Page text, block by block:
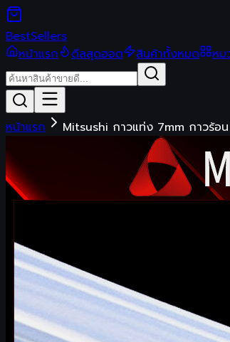
BestSellers
หน้าแรก
ดีลสุดฮอต สินค้าทั้งหมด หม
หน้าแรก Mitsushi กาวแท่ง 7mm กาวร้